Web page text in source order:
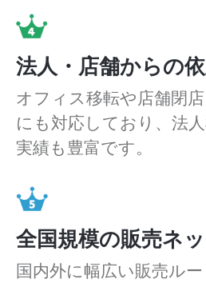
法人・店舗からの
オフィス移転や店舗閉
にも対応しており、法
実績も豊富です。
全国規模の販売ネ
国内外に幅広い販売ル